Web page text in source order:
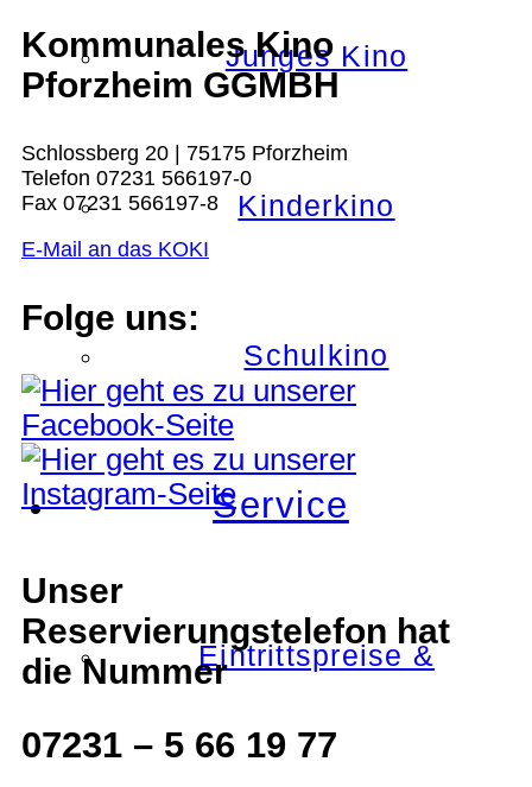
Junges Kino
Kinderkino
Schulkino
Service
Eintrittspreise &
Kommunales Kino
Pforzheim GGMBH
Schlossberg 20 | 75175 Pforzheim
Telefon 07231 566197-0
Fax 07231 566197-8
E-Mail an das KOKI
Folge uns:
Unser
Reservierungstelefon hat
die Nummer
07231 – 5 66 19 77